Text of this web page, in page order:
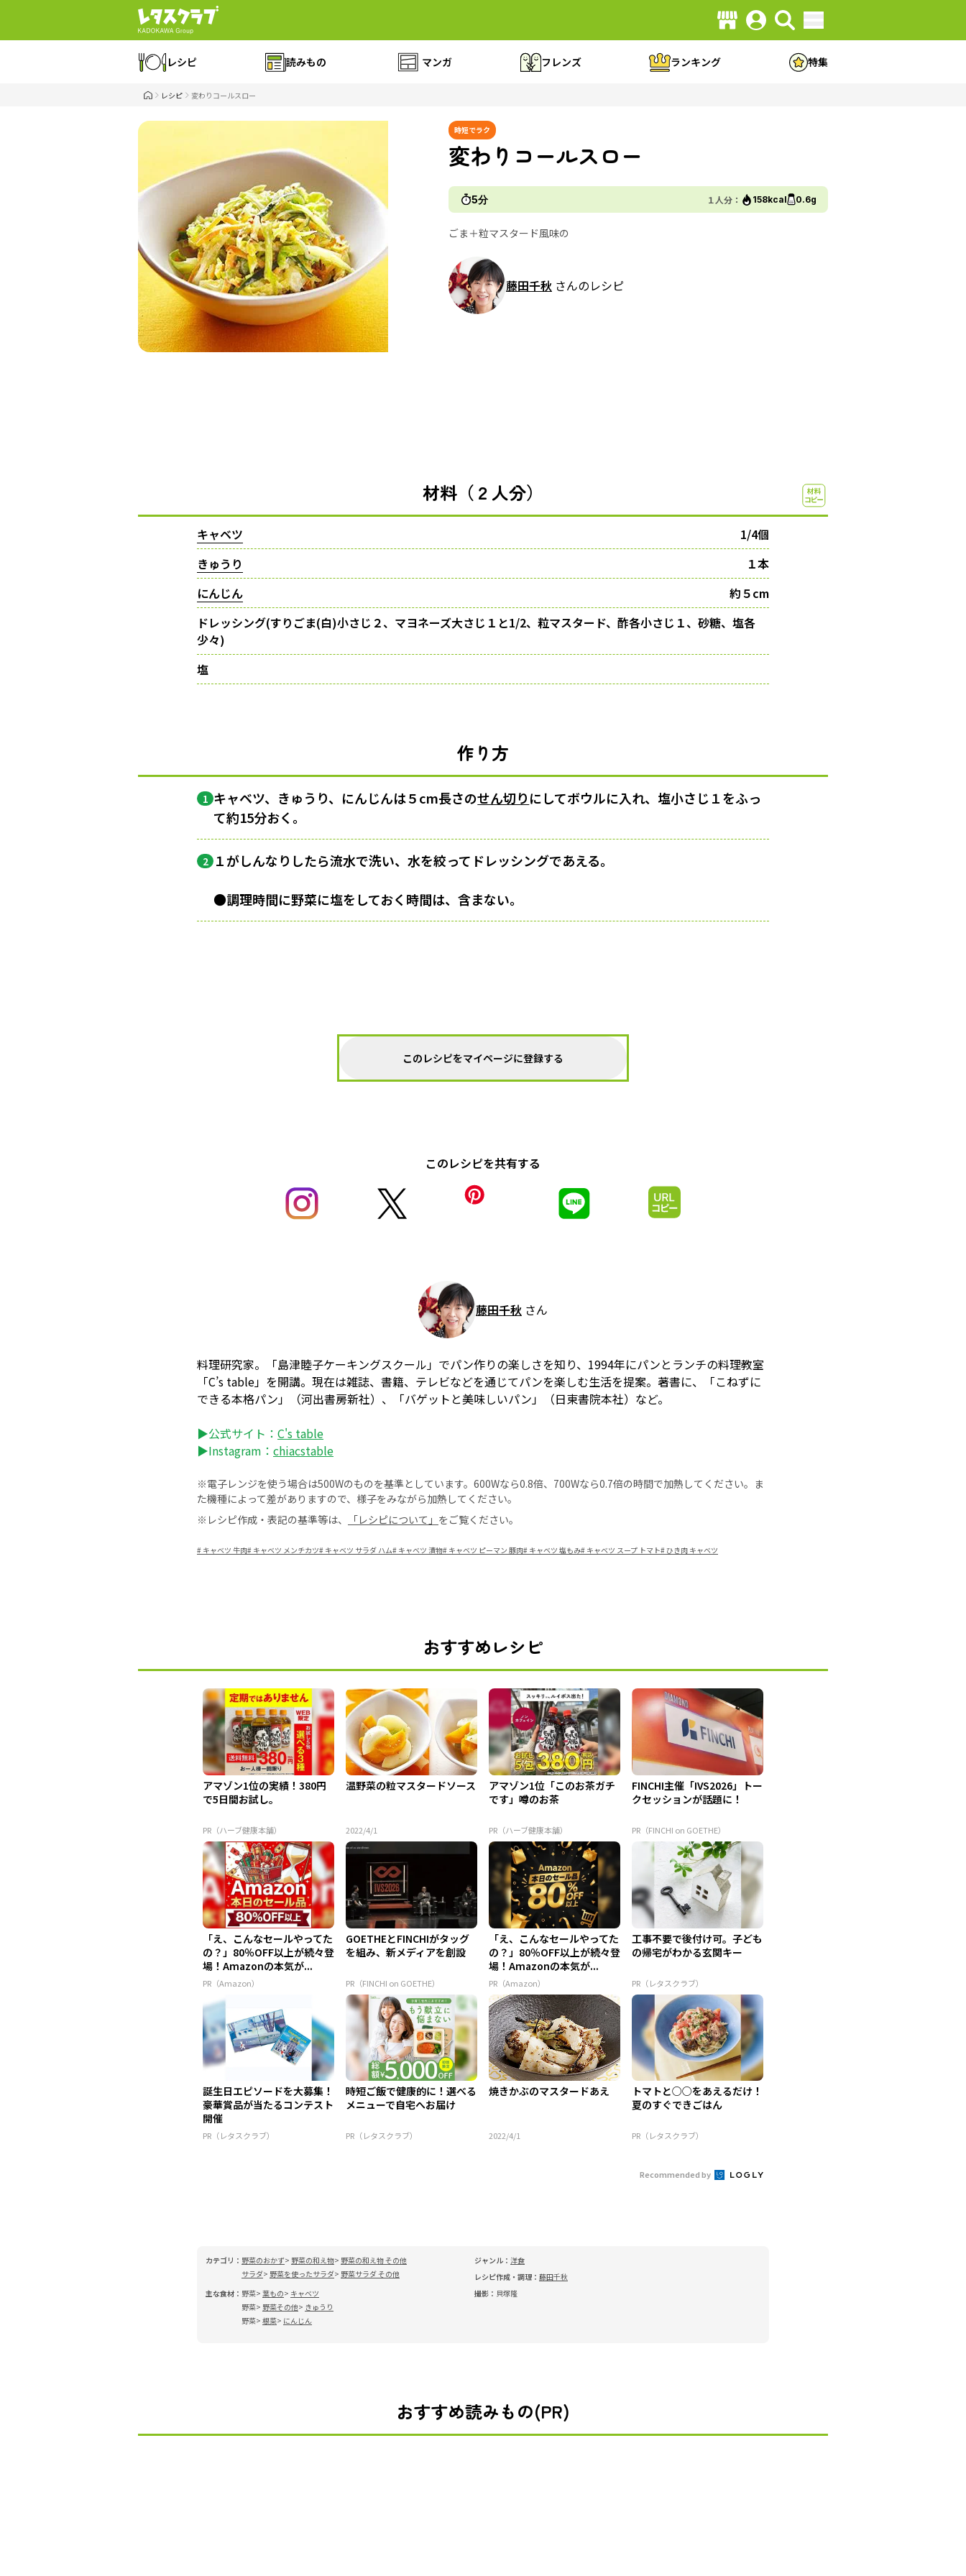
レシピ 読みもの マンガ フレンズ ランキング 特集
レシピ 変わりコールスロー
時短でラク
変わりコールスロー
5分 １人分： 158kcal 0.6g
ごま＋粒マスタード風味の
藤田千秋 さんのレシピ
材料（２人分）
キャベツ
1/4個
きゅうり
１本
にんじん
約５cm
ドレッシング(すりごま(白)小さじ２、マヨネーズ大さじ１と1/2、粒マスタード、酢各小さじ１、砂糖、塩各
少々)
塩
作り方
1 キャベツ、きゅうり、にんじんは５cm長さのせん切りにしてボウルに入れ、塩小さじ１をふっ
て約15分おく。
2 １がしんなりしたら流水で洗い、水を絞ってドレッシングであえる。
●調理時間に野菜に塩をしておく時間は、含まない。
このレシピをマイページに登録する
このレシピを共有する
藤田千秋 さん
料理研究家。「島津睦子ケーキングスクール」でパン作りの楽しさを知り、1994年にパンとランチの料理教室
「C’s table」を開講。現在は雑誌、書籍、テレビなどを通じてパンを楽しむ生活を提案。著書に、「こねずに
できる本格パン」（河出書房新社）、「バゲットと美味しいパン」（日東書院本社）など。
▶公式サイト： C's table
▶Instagram： chiacstable
※電子レンジを使う場合は500Wのものを基準としています。600Wなら0.8倍、700Wなら0.7倍の時間で加熱してください。ま
た機種によって差がありますので、様子をみながら加熱してください。
※レシピ作成・表記の基準等は、
「レシピについて」 をご覧ください。
# キャベツ 牛肉# キャベツ メンチカツ# キャベツ サラダ ハム# キャベツ 漬物# キャベツ ピーマン 豚肉# キャベツ 塩もみ# キャベツ スープ トマト# ひき肉 キャベツ
おすすめレシピ
アマゾン1位の実績！380円
で5日間お試し。
PR（ハーブ健康本舗）
温野菜の粒マスタードソース
2022/4/1
アマゾン1位「このお茶ガチ
です」噂のお茶
PR（ハーブ健康本舗）
FINCHI主催「IVS2026」トー
クセッションが話題に！
PR（FINCHI on GOETHE）
「え、こんなセールやってた
の？」80％OFF以上が続々登
場！Amazonの本気が...
PR（Amazon）
GOETHEとFINCHIがタッグ
を組み、新メディアを創設
PR（FINCHI on GOETHE）
「え、こんなセールやってた
の？」80％OFF以上が続々登
場！Amazonの本気が...
PR（Amazon）
工事不要で後付け可。子ども
の帰宅がわかる玄関キー
PR（レタスクラブ）
誕生日エピソードを大募集！
豪華賞品が当たるコンテスト
開催
PR（レタスクラブ）
時短ご飯で健康的に！選べる
メニューで自宅へお届け
PR（レタスクラブ）
焼きかぶのマスタードあえ
2022/4/1
トマトと○○をあえるだけ！
夏のすぐできごはん
PR（レタスクラブ）
Recommended by
カテゴリ： 野菜のおかず 野菜の和え物
野菜の和え物 その他
サラダ
野菜を使ったサラダ
野菜サラダ その他
主な食材： 野菜 葉もの
キャベツ
野菜
野菜その他
きゅうり
野菜 根菜 にんじん
ジャンル： 洋食
レシピ作成・調理： 藤田千秋
撮影： 貝塚隆
おすすめ読みもの(PR)